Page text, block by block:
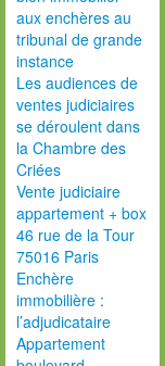
aux enchères au
tribunal de grande
instance
Les audiences de
ventes judiciaires
se déroulent dans
la Chambre des
Criées
Vente judiciaire
appartement + box
46 rue de la Tour
75016 Paris
Enchère
immobilière :
l’adjudicataire
Appartement